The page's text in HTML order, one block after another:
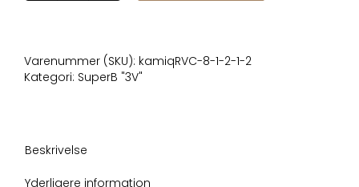
High
med
sprinkler
Varenummer (SKU): kamiqRVC-8-1-2-1-2
Kategori: SuperB "3V"
Beskrivelse
Yderligere information